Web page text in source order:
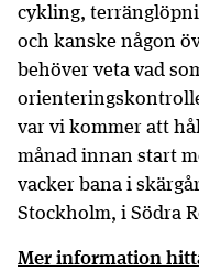
cykling,
och kanske någon
behöver veta vad
var vi kommer att
månad innan start
vacker bana i
Stockholm, i Södra
Mer information